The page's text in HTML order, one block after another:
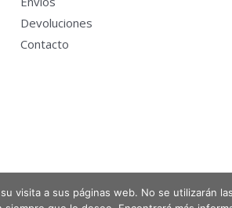
Devoluciones
Contacto
visita a sus páginas web. No se utilizarán